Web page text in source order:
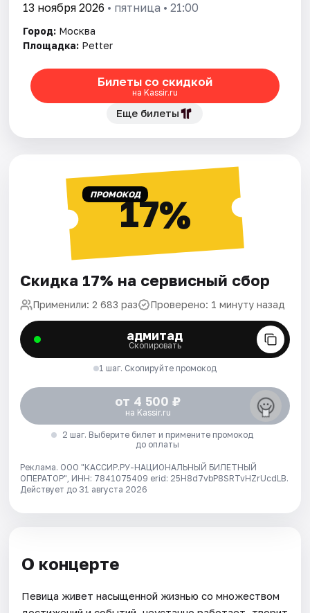
13 ноября 2026 • пятница • 21:00
Город: Москва
Площадка: Petter
Билеты со скидкой
на Kassir.ru
Еще билеты
ПРОМОКОД17%
Скидка 17% на сервисный сбор
Применили: 2 683 раз Проверено: 1 минуту назад
адмитад
Скопировать
1 шаг. Скопируйте промокод
от 4 500 ₽
на Kassir.ru
2 шаг. Выберите билет и примените промокод
до оплаты
Реклама. ООО "КАССИР.РУ-НАЦИОНАЛЬНЫЙ БИЛЕТНЫЙ
ОПЕРАТОР", ИНН: 7841075409 erid: 25H8d7vbP8SRTvHZrUcdLB.
Действует до 31 августа 2026
О концерте
Певица живет насыщенной жизнью со множеством